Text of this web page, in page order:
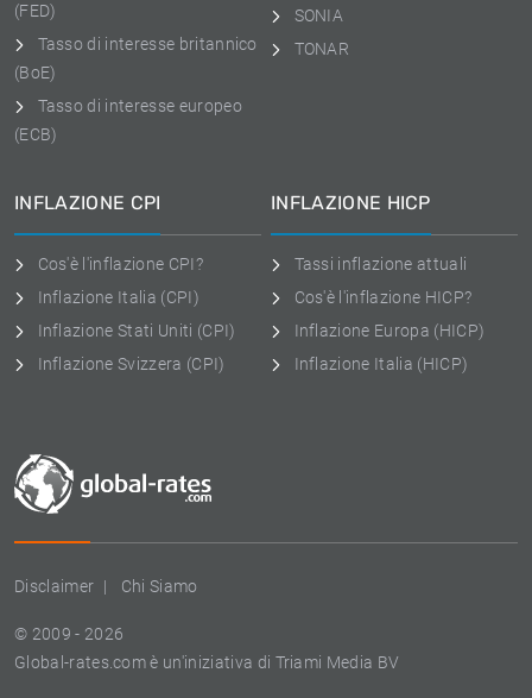
Disclaimer Chi Siamo
© 2009 - 2026
Global-rates.com è un'iniziativa di Triami Media BV
(FED)
Tasso di interesse britannico
(BoE)
Tasso di interesse europeo
(ECB)
SONIA
TONAR
INFLAZIONE CPI
Cos'è l'inflazione CPI?
Inflazione Italia (CPI)
Inflazione Stati Uniti (CPI)
Inflazione Svizzera (CPI)
INFLAZIONE HICP
Tassi inflazione attuali
Cos'è l'inflazione HICP?
Inflazione Europa (HICP)
Inflazione Italia (HICP)